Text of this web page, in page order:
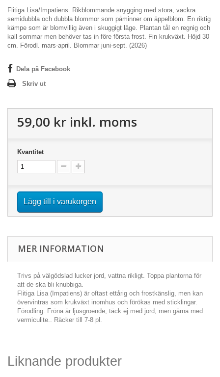
Flitiga Lisa/Impatiens. Rikblommande snygging med stora, vackra
semidubbla och dubbla blommor som påminner om äppelblom. En riktig
kämpe som är blomvillig även i skuggigt läge. Plantan tål en regnig och
kall sommar men behöver tas in före första frost. Fin krukväxt. Höjd 30
cm. Förodl. mars-april. Blommar juni-sept. (2026)
Dela på Facebook
Skriv ut
59,00 kr inkl. moms
Kvantitet
Lägg till i varukorgen
MER INFORMATION
Trivs på välgödslad lucker jord, vattna rikligt. Toppa plantorna för
att de ska bli knubbiga.
Flitiga Lisa (Impatiens) är oftast ettårig och frostkänslig, men kan
övervintras som krukväxt inomhus och förökas med sticklingar.
Förodling: Fröna är ljusgroende, täck ej med jord, men gärna med
vermiculite.. Räcker till 7-8 pl.
Liknande produkter